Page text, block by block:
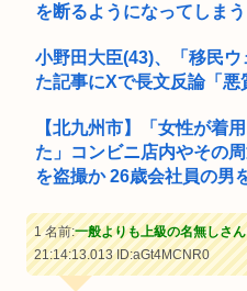
を断るようになってしまう
小野田大臣(43)、「移民
た記事にXで長文反論「
【北九州市】「女性が着
た」コンビニ店内やその
を盗撮か 26歳会社員の男
1 名前:一般よりも上級の名無しさん
21:14:13.013ID:aGt4MCNR0